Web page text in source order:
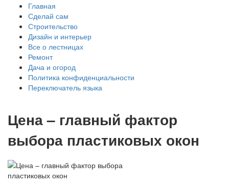
Главная
Сделай сам
Строительство
Дизайн и интерьер
Все о лестницах
Ремонт
Дача и огород
Политика конфиденциальности
Переключатель языка
Цена – главный фактор
выбора пластиковых окон